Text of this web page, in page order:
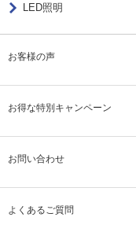
LED照明
お客様の声
お得な特別キャンペーン
お問い合わせ
よくあるご質問